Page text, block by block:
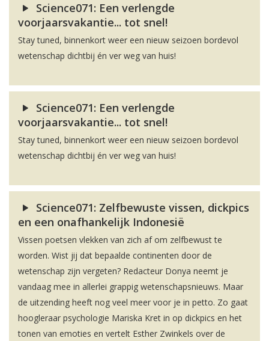
Science071: Een verlengde
voorjaarsvakantie... tot snel!
Stay tuned, binnenkort weer een nieuw seizoen bordevol
wetenschap dichtbij én ver weg van huis!
Science071: Een verlengde
voorjaarsvakantie... tot snel!
Stay tuned, binnenkort weer een nieuw seizoen bordevol
wetenschap dichtbij én ver weg van huis!
Science071: Zelfbewuste vissen, dickpics
en een onafhankelijk Indonesië
Vissen poetsen vlekken van zich af om zelfbewust te
worden. Wist jij dat bepaalde continenten door de
wetenschap zijn vergeten? Redacteur Donya neemt je
vandaag mee in allerlei grappig wetenschapsnieuws. Maar
de uitzending heeft nog veel meer voor je in petto. Zo gaat
hoogleraar psychologie Mariska Kret in op dickpics en het
tonen van emoties en vertelt Esther Zwinkels over de